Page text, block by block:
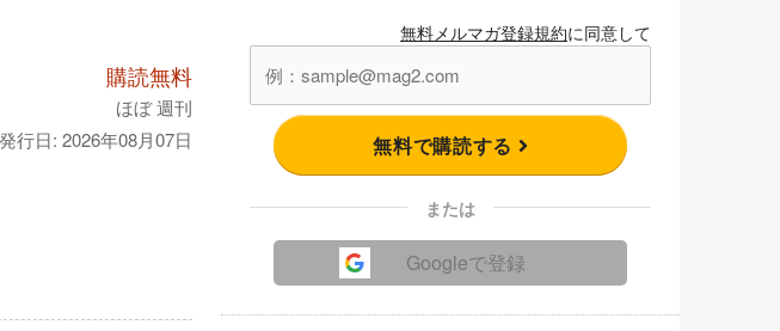
購読無料
ほぼ 週刊
行日: 2026年08月07日
無料メルマガ登録規約に同意して
無料で購読する
または
Googleで登録